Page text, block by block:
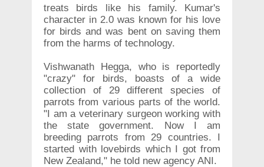
treats birds like his family. Kumar's
character in 2.0 was known for his love
for birds and was bent on saving them
from the harms of technology.
Vishwanath Hegga, who is reportedly
"crazy" for birds, boasts of a wide
collection of 29 different species of
parrots from various parts of the world.
"I am a veterinary surgeon working with
the state government. Now I am
breeding parrots from 29 countries. I
started with lovebirds which I got from
New Zealand," he told new agency ANI.